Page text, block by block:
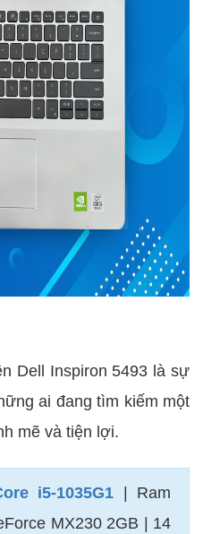
Dell Inspiron 5493 là sự
ai đang tìm kiếm một
mẽ và tiện lợi.
i5-1035G1 | Ram
MX230 2GB | 14